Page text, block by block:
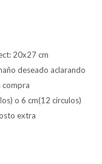
20x27 cm
deseado aclarando
compra
o 6 cm(12 circulos)
extra